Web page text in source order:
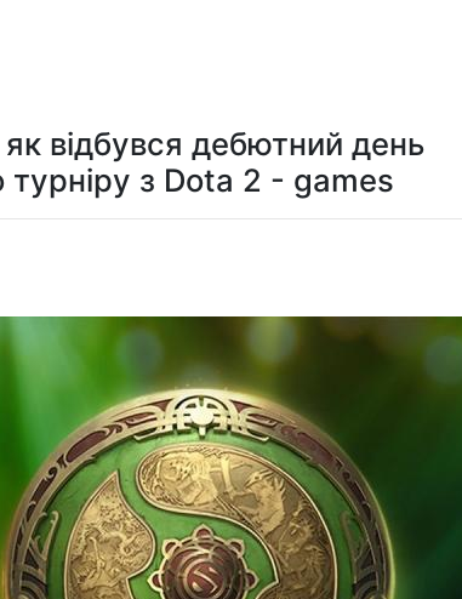
відбувся дебютний день
з Dota 2 - games